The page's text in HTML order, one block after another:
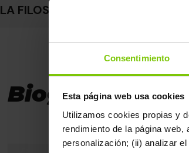
Consentimiento
Esta página web usa cookies
Utilizamos cookies propias y
rendimiento de la página
personalización; (ii) analizar
LA FILOSOFÍA Y LA LITERATURA
Biografía